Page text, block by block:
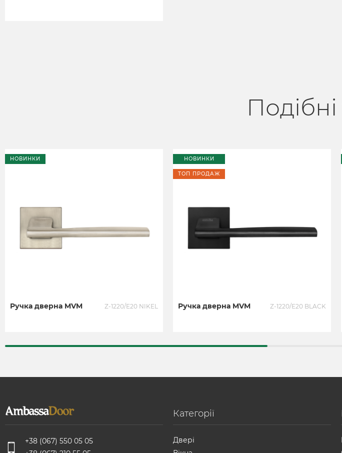
НОВИНКИ
Ручка дверна MVM Z-1220/E20 NIKEL
НОВИНКИ
ТОП ПРОДАЖ
Ручка дверна MVM Z-1220/E20 BLACK
+38 (067) 550 05 05
Категорії
Двері